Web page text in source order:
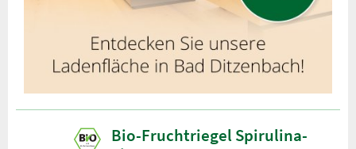
Bio-Fruchtriegel Spirulina-